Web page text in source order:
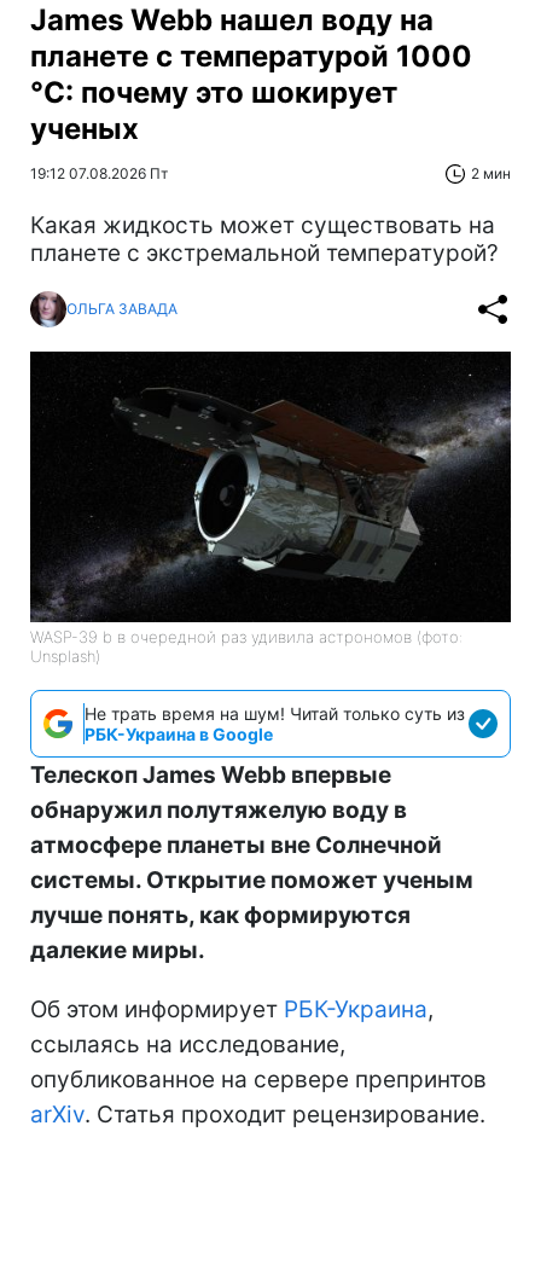
James Webb нашел воду на
планете с температурой 1000
°C: почему это шокирует
ученых
19:12 07.08.2026 Пт 2 мин
Какая жидкость может существовать на
планете с экстремальной температурой?
ОЛЬГА ЗАВАДА
WASP-39 b в очередной раз удивила астрономов (фото:
Unsplash)
Не трать время на шум! Читай только суть из
РБК-Украина в Google
Телескоп James Webb впервые
обнаружил полутяжелую воду в
атмосфере планеты вне Солнечной
системы. Открытие поможет ученым
лучше понять, как формируются
далекие миры.
Об этом информирует РБК-Украина,
ссылаясь на исследование,
опубликованное на сервере препринтов
arXiv. Статья проходит рецензирование.